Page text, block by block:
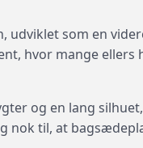
udviklet som en
hvor mange
og en lang
nok til, at